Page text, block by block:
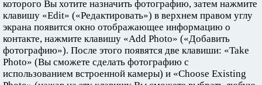
которого Вы хотите назначить фотографию, затем нажмите
клавишу «Edit» («Редактировать») в верхнем правом углу
экрана появится окно отображающее информацию о
контакте, нажмите клавишу «Add Photo» («Добавить
фотографию»). После этого появятся две клавиши: «Take
Photo» (Вы сможете сделать фотографию с
использованием встроенной камеры) и «Choose Existing